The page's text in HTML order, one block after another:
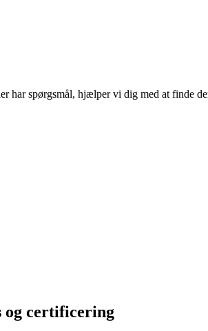
har spørgsmål, hjælper vi dig med at finde
og certificering